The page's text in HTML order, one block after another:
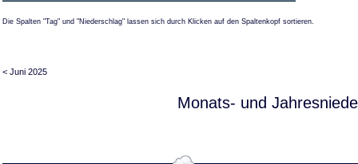
Die Spalten "Tag" und "Niederschlag" lassen sich durch Klicken auf den Spaltenkopf sortieren.
< Juni 2025
Monats- und